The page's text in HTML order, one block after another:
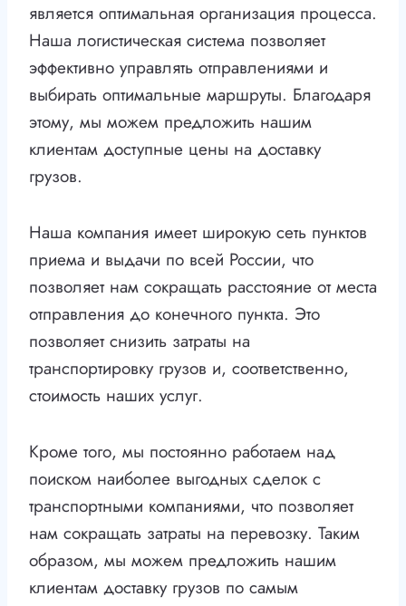
является оптимальная организация процесса.
Наша логистическая система позволяет
эффективно управлять отправлениями и
выбирать оптимальные маршруты. Благодаря
этому, мы можем предложить нашим
клиентам доступные цены на доставку
грузов.
Наша компания имеет широкую сеть пунктов
приема и выдачи по всей России, что
позволяет нам сокращать расстояние от места
отправления до конечного пункта. Это
позволяет снизить затраты на
транспортировку грузов и, соответственно,
стоимость наших услуг.
Кроме того, мы постоянно работаем над
поиском наиболее выгодных сделок с
транспортными компаниями, что позволяет
нам сокращать затраты на перевозку. Таким
образом, мы можем предложить нашим
клиентам доставку грузов по самым